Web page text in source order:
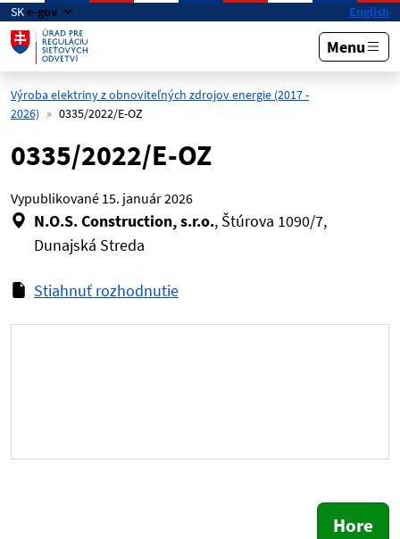
Preskočiť na hlavný obsah
SKe-gov English
Menu
Výroba elektriny z obnoviteľných zdrojov energie (2017 -
2026)
0335/2022/E-OZ
0335/2022/E-OZ
Vypublikované 15. január 2026
N.O.S. Construction, s.r.o., Štúrova 1090/7,
Dunajská Streda
Stiahnuť rozhodnutie
Hore